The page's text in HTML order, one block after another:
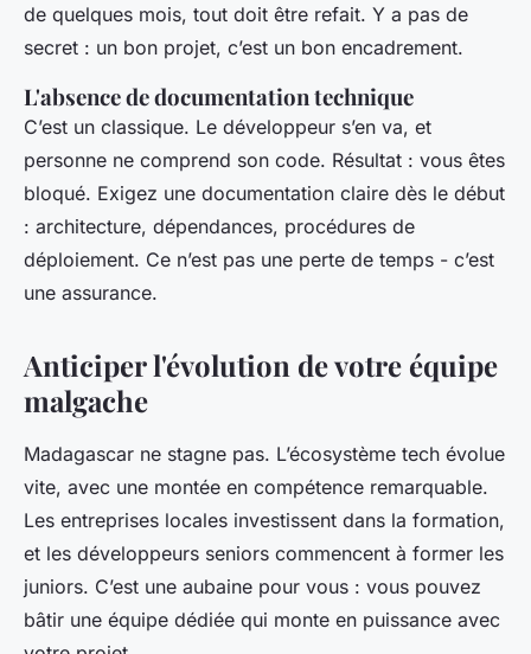
de quelques mois, tout doit être refait. Y a pas de
secret : un bon projet, c’est un bon encadrement.
L'absence de documentation technique
C’est un classique. Le développeur s’en va, et
personne ne comprend son code. Résultat : vous êtes
bloqué. Exigez une documentation claire dès le début
: architecture, dépendances, procédures de
déploiement. Ce n’est pas une perte de temps - c’est
une assurance.
Anticiper l'évolution de votre équipe
malgache
Madagascar ne stagne pas. L’écosystème tech évolue
vite, avec une montée en compétence remarquable.
Les entreprises locales investissent dans la formation,
et les développeurs seniors commencent à former les
juniors. C’est une aubaine pour vous : vous pouvez
bâtir une équipe dédiée qui monte en puissance avec